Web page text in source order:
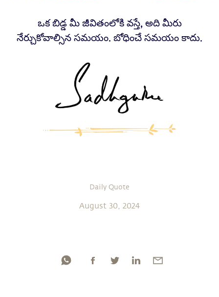
ఒక బిడ్డ మీ జీవితంలోకి వస్తే, అది మీరు
నేర్చుకోవాల్సిన సమయం. బోధించే సమయం కాదు.
Daily Quote
August 30, 2024